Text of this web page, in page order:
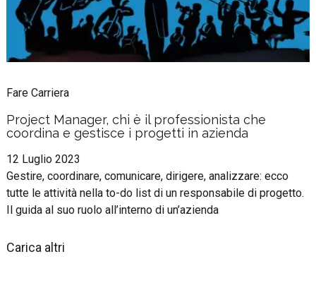
Fare Carriera
Project Manager, chi è il professionista che
coordina e gestisce i progetti in azienda
12 Luglio 2023
Gestire, coordinare, comunicare, dirigere, analizzare: ecco
tutte le attività nella to-do list di un responsabile di progetto.
Il guida al suo ruolo all’interno di un’azienda
Carica altri